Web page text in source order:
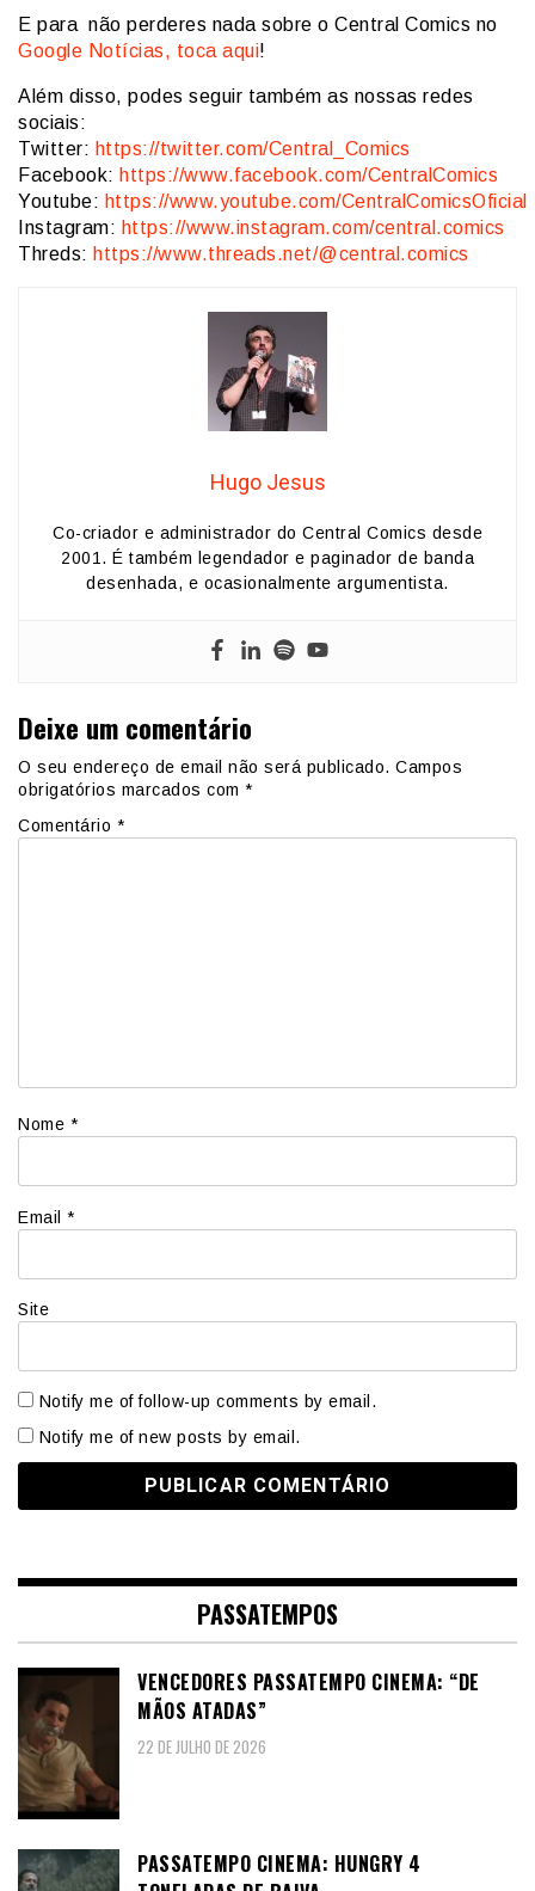
E para não perderes nada sobre o Central Comics no
Google Notícias, toca aqui!
Além disso, podes seguir também as nossas redes
sociais:
Twitter: https://twitter.com/Central_Comics
Facebook: https://www.facebook.com/CentralComics
Youtube: https://www.youtube.com/CentralComicsOficial
Instagram: https://www.instagram.com/central.comics
Threds: https://www.threads.net/@central.comics
Hugo Jesus
Co-criador e administrador do Central Comics desde
2001. É também legendador e paginador de banda
desenhada, e ocasionalmente argumentista.
Deixe um comentário
O seu endereço de email não será publicado. Campos
obrigatórios marcados com *
Comentário *
Nome *
Email *
Site
Notify me of follow-up comments by email.
Notify me of new posts by email.
PASSATEMPOS
VENCEDORES PASSATEMPO CINEMA: “DE
MÃOS ATADAS”
22 DE JULHO DE 2026
PASSATEMPO CINEMA: HUNGRY 4